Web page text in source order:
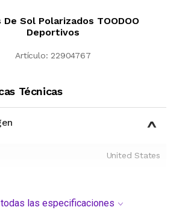
Sol Polarizados TOODOO
Deportivos
Artículo: 22904767
Técnicas
United States
las especificaciones